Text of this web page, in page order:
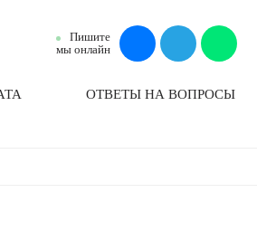
Пишите
мы онлайн
ОТВЕТЫ НА ВОПРОСЫ